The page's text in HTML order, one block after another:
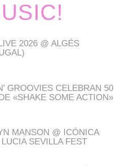
2026 @ ALGÉS
GROOVIES CELEBRAN 50
«SHAKE SOME ACTION»
MANSON @ ICÓNICA
LUCIA SEVILLA FEST